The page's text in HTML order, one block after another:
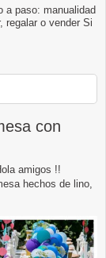
a paso: manualidad
regalar o vender Si
con
amigos !!
hechos de lino,